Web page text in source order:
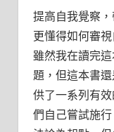
提高自我覺察
更懂得如何審
雖然我在讀完
題，但這本書
供了一系列有
們自己嘗試施